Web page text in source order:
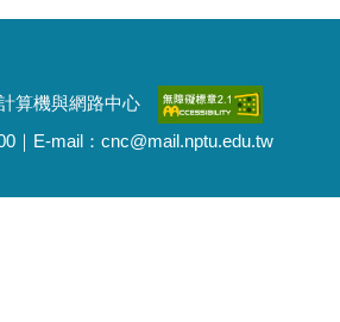
算機與網路中心
｜E-mail：cnc@mail.nptu.edu.tw